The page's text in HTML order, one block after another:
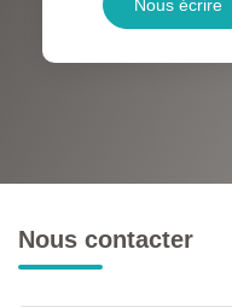
RÉSULTATS DES LYCÉES
Nous écrire
Nous contacter